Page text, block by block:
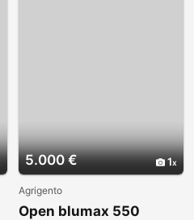
5.000 € 1
Agrigento
Open blumax 550